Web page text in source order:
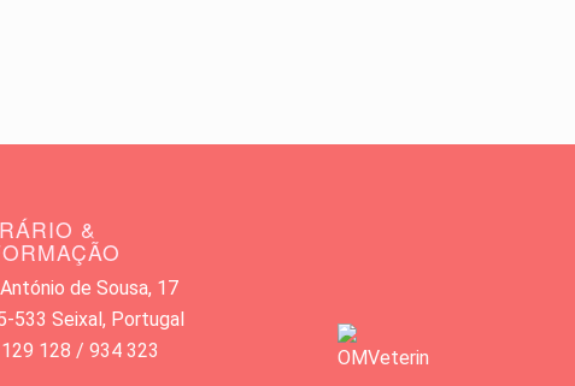
&
de Sousa, 17
533 Seixal, Portugal
128 / 934 323